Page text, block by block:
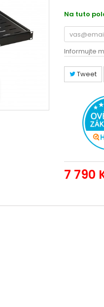
Na tuto
Informujte
Tweet
7 790